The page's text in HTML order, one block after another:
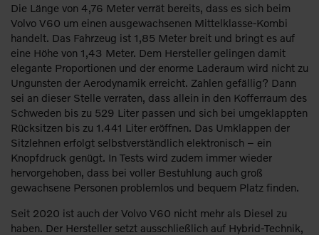
Die Länge von 4,76 Meter verrät bereits, dass es sich beim
Volvo V60 um einen ausgewachsenen Mittelklasse-Kombi
handelt. Das Fahrzeug ist 1,85 Meter breit und bringt es auf
eine Höhe von 1,43 Meter. Dem Hersteller gelingen damit
elegante Proportionen und der enorme Laderaum wird nicht zu
Ungunsten der Aerodynamik erreicht. Zahlen gefällig? Dann
sei an dieser Stelle verraten, dass allein in den Kofferraum des
Schweden bis zu 529 Liter passen und sich bei umgeklappten
Rücksitzen bis zu 1.441 Liter eröffnen. Das Umklappen der
Sitzlehnen erfolgt selbstverständlich elektronisch – ein
Knopfdruck genügt. In Tests wird zudem immer wieder
hervorgehoben, dass bei voller Bestuhlung auch groß
gewachsene Personen problemlos und bequem Platz finden.
Seit 2020 ist auch der Volvo V60 nicht mehr als Diesel zu
haben. Der Hersteller setzt ausschließlich auf Hybrid-Technik,